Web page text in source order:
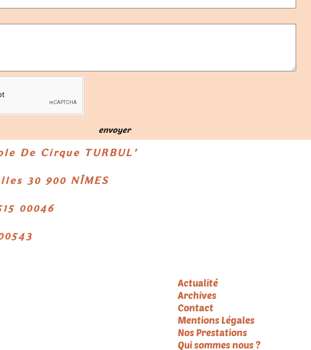
envoyer
De Cirque TURBUL’
30 900 NÎMES
00046
Actualité
Archives
Contact
Mentions Légales
Nos Prestations
Qui sommes nous ?